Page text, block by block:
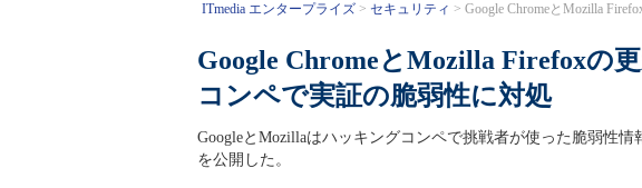
ITmedia エンタープライズ セキュリティ Google ChromeとMozilla
Google ChromeとMozilla Firefoxの
コンペで実証の脆弱性に対処
GoogleとMozillaはハッキングコンペで挑戦者が使った脆弱性
を公開した。